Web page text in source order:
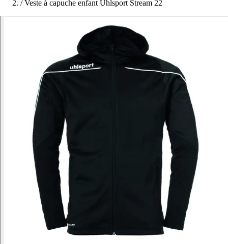
/ Veste à capuche enfant Uhlsport Stream 22